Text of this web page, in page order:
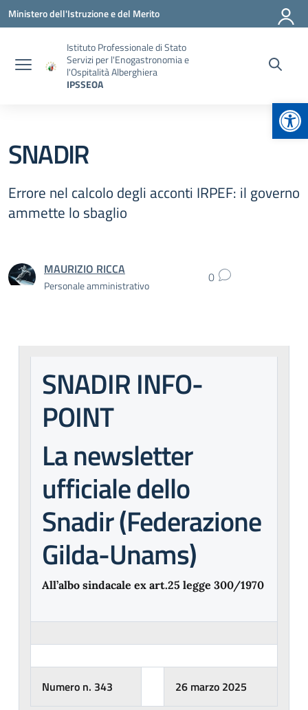
Vai ai contenuti
Vai al menu di navigazione
Vai al footer
Ministero dell'Istruzione e del Merito
Istituto Professionale di Stato
Servizi per l'Enogastronomia e
l'Ospitalità Alberghiera
IPSSEOA
SNADIR
Errore nel calcolo degli acconti IRPEF: il governo
ammette lo sbaglio
MAURIZIO RICCA
Personale amministrativo 0
SNADIR INFO-
POINT
La newsletter
ufficiale dello
Snadir (Federazione
Gilda-Unams)
All’albo sindacale ex art.25 legge 300/1970
Numero n. 343 26 marzo 2025